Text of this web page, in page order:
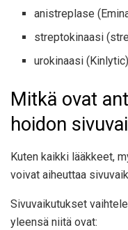
anistreplase
streptokinaasi
urokinaasi (Kinlytic)
Mitkä ovat
hoidon
Kuten kaikki lääkkeet,
voivat aiheuttaa
Sivuvaikutukset
yleensä niitä ovat: